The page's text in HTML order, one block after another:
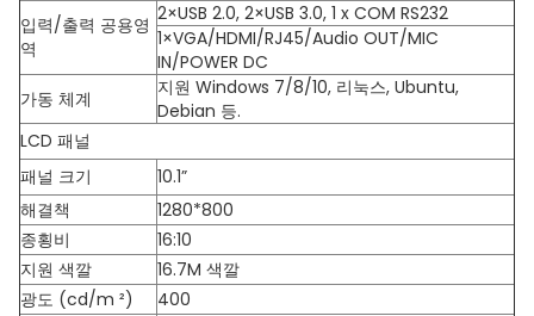
입력/출력 공용영
역
2×USB 2.0, 2×USB 3.0, 1 x COM RS232
1×VGA/HDMI/RJ45/Audio OUT/MIC
IN/POWER DC
가동 체계
지원 Windows 7/8/10, 리눅스, Ubuntu,
Debian 등.
LCD 패널
패널 크기
10.1”
해결책
1280*800
종횡비
16:10
지원 색깔
16.7M 색깔
광도 (cd/m ²)
400